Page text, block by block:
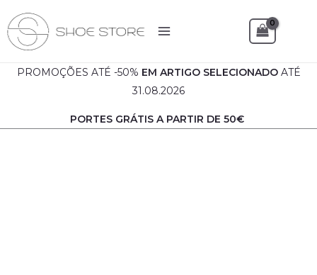
to
content
PROMOÇÕES ATÉ -50% EM ARTIGO SELECIONADO ATÉ
31.08.2026
PORTES GRÁTIS A PARTIR DE 50€